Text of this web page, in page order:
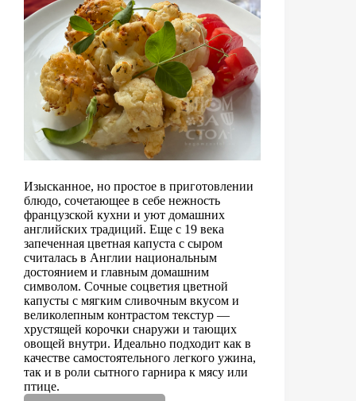
Изысканное, но простое в приготовлении
блюдо, сочетающее в себе нежность
французской кухни и уют домашних
английских традиций. Еще с 19 века
запеченная цветная капуста с сыром
считалась в Англии национальным
достоянием и главным домашним
символом. Сочные соцветия цветной
капусты с мягким сливочным вкусом и
великолепным контрастом текстур —
хрустящей корочки снаружи и тающих
овощей внутри. Идеально подходит как в
качестве самостоятельного легкого ужина,
так и в роли сытного гарнира к мясу или
птице.